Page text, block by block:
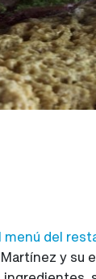
menú del
y su